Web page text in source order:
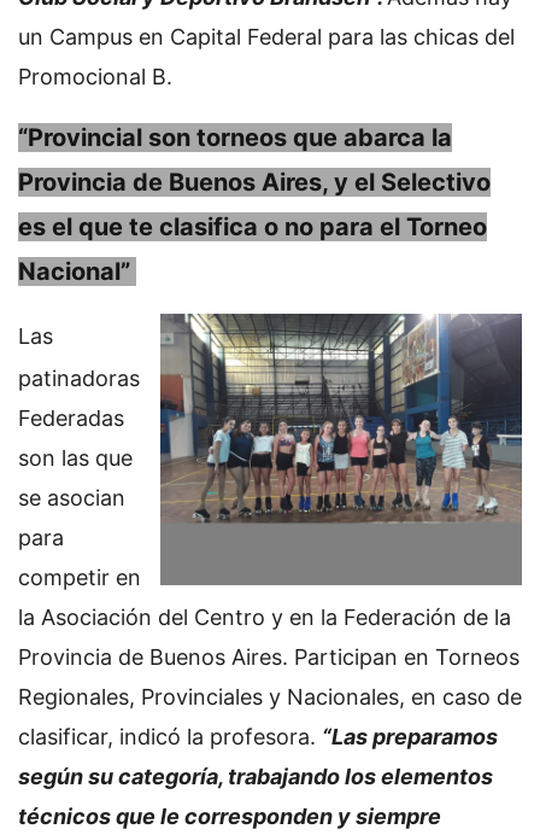
un Campus en Capital Federal para las chicas del
Promocional B.
“Provincial son torneos que abarca la
Provincia de Buenos Aires, y el Selectivo
es el que te clasifica o no para el Torneo
Nacional”
Las
patinadoras
Federadas
son las que
se asocian
para
competir en
la Asociación del Centro y en la Federación de la
Provincia de Buenos Aires. Participan en Torneos
Regionales, Provinciales y Nacionales, en caso de
clasificar, indicó la profesora. “Las preparamos
según su categoría, trabajando los elementos
técnicos que le corresponden y siempre